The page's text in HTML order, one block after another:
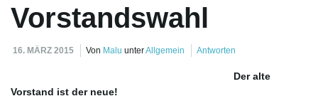
Vorstandswahl
16. MÄRZ 2015 Von Malu unterAllgemein Antworten
Der alte
Vorstand ist der neue!